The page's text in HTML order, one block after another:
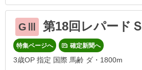
GⅢ 第18回レパードＳ
特集ページへ 確定新聞へ
3歳OP 指定 国際 馬齢 ダ・1800m